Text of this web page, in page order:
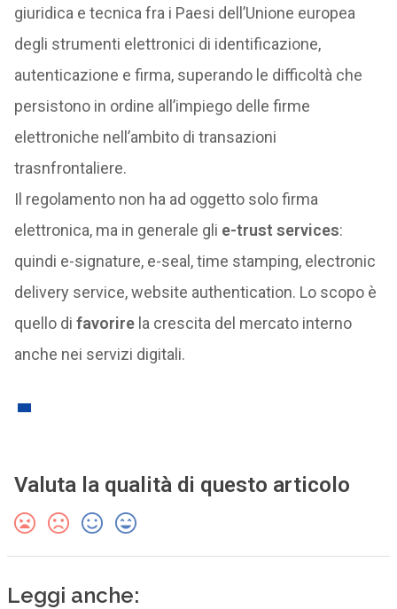
giuridica e tecnica fra i Paesi dell’Unione europea
degli strumenti elettronici di identificazione,
autenticazione e firma, superando le difficoltà che
persistono in ordine all’impiego delle firme
elettroniche nell’ambito di transazioni
trasnfrontaliere.
Il regolamento non ha ad oggetto solo firma
elettronica, ma in generale gli e-trust services:
quindi e-signature, e-seal, time stamping, electronic
delivery service, website authentication. Lo scopo è
quello di favorirela crescita del mercato interno
anche nei servizi digitali.
Valuta la qualità di questo articolo
Leggi anche: